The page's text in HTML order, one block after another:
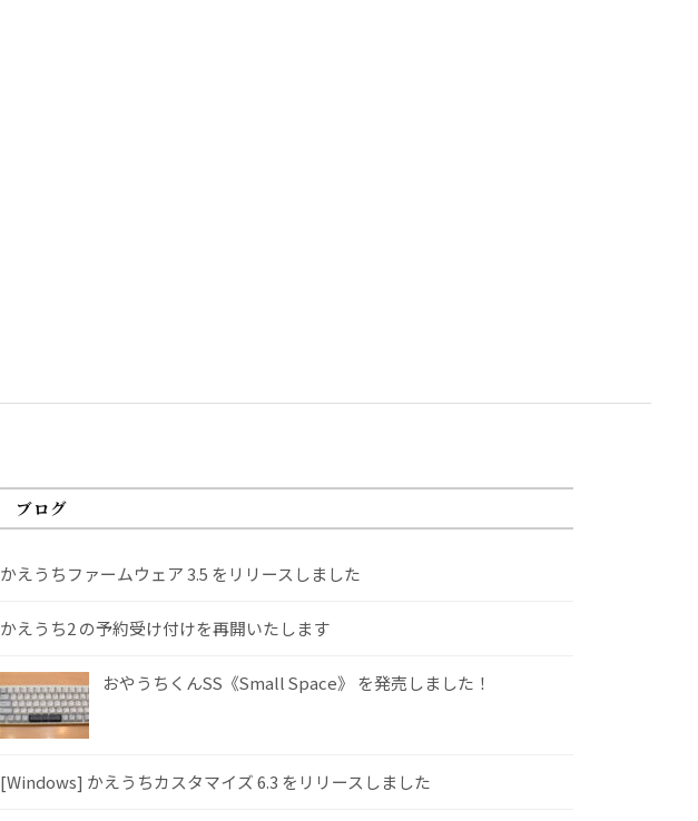
ブログ
かえうちファームウェア 3.5 をリリースしました
かえうち2 の予約受け付けを再開いたします
おやうちくんSS《Small Space》 を発売しました！
[Windows] かえうちカスタマイズ 6.3 をリリースしました